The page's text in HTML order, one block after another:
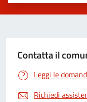
Contatta il
Leggi le
Richiedi